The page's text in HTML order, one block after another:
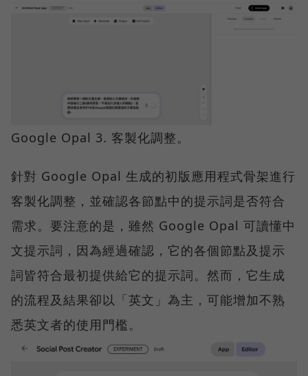
Google Opal 3. 客製化調整。
針對 Google Opal 生成的初版應用程式骨架進行
客製化調整，並確認各節點中的提示詞是否符合
需求。要注意的是，雖然 Google Opal 可讀懂中
文提示詞，因為經過確認，它的各個節點及提示
詞皆符合最初提供給它的提示詞。然而，它生成
的流程及結果卻以「英文」為主，可能增加不熟
悉英文者的使用門檻。